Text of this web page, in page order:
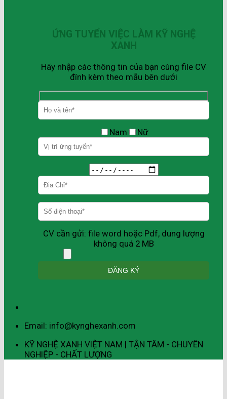
ỨNG TUYỂN VIỆC LÀM KỸ NGHỆ
XANH
Hãy nhập các thông tin của bạn cùng file CV
đính kèm theo mẫu bên dưới
Nam Nữ
CV cần gửi: file word hoặc Pdf, dung lượng
không quá 2 MB
Email: info@kynghexanh.com
KỸ NGHỆ XANH VIỆT NAM | TẬN TÂM - CHUYÊN
NGHIỆP - CHẤT LƯỢNG